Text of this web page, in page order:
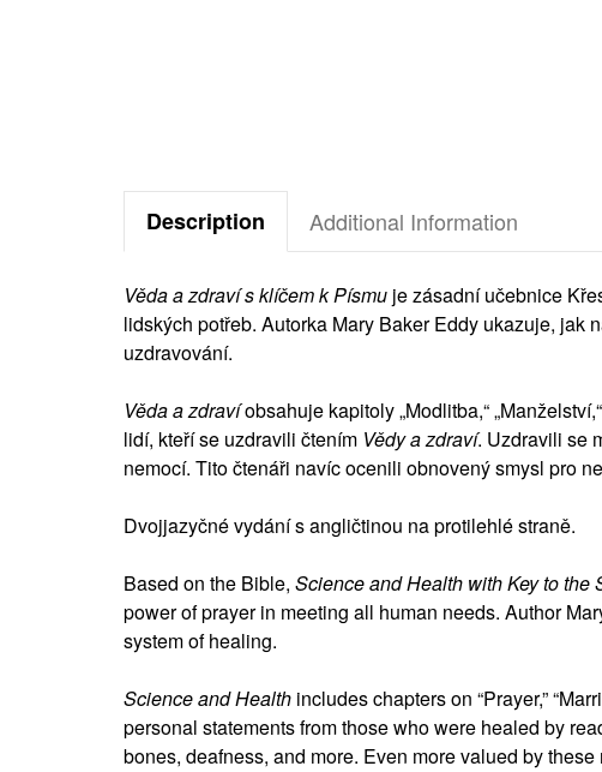
Description Additional Information
Věda a zdraví s klíčem k Písmu je zásadní učebnice
lidských potřeb. Autorka Mary Baker Eddy ukazuje,
uzdravování.
Věda a zdravíobsahuje kapitoly „Modlitba,“
lidí, kteří se uzdravili čtením Vědy a zdraví. Uzdravili se
nemocí. Tito čtenáři navíc ocenili obnovený smysl pro
Dvojjazyčné vydání s angličtinou na protilehlé straně.
Based on the Bible, Science and Health with Key to the
power of prayer in meeting all human needs. Author
system of healing.
Science and Health includes chapters on “Prayer,”
personal statements from those who were healed by
bones, deafness, and more. Even more valued by